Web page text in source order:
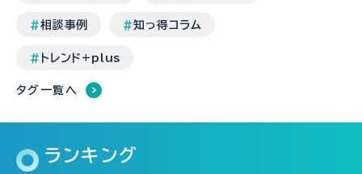
相談事例 知っ得コラム
トレンド+plus
タグ一覧へ
ランキング